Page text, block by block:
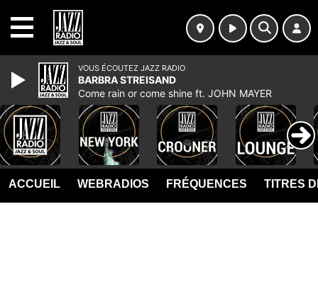
ACCUEIL WEBRADIOS FRÉQUENCES TITRES
VOUS ÉCOUTEZ JAZZ RADIO
BARBRA STREISAND
Come rain or come shine ft. JOHN MAYER